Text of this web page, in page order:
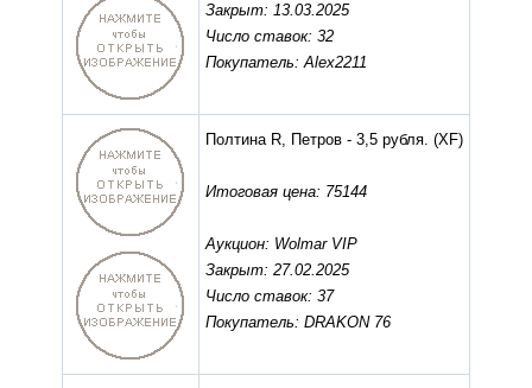
Закрыт: 13.03.2025
Число ставок: 32
Покупатель: Alex2211
Полтина R, Петров - 3,5 рубля. (XF)
Итоговая цена: 75144
Аукцион: Wolmar VIP
Закрыт: 27.02.2025
Число ставок: 37
Покупатель: DRAKON 76